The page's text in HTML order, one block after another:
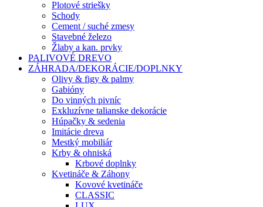
Plotové striešky
Schody
Cement / suché zmesy
Stavebné železo
Žlaby a kan. prvky
PALIVOVÉ DREVO
ZÁHRADA/DEKORÁCIE/DOPLNKY
Olivy & figy & palmy
Gabióny
Do vinných pivníc
Exkluzívne talianske dekorácie
Húpačky & sedenia
Imitácie dreva
Mestký mobiliár
Krby & ohniská
Krbové doplnky
Kvetináče & Záhony
Kovové kvetináče
CLASSIC